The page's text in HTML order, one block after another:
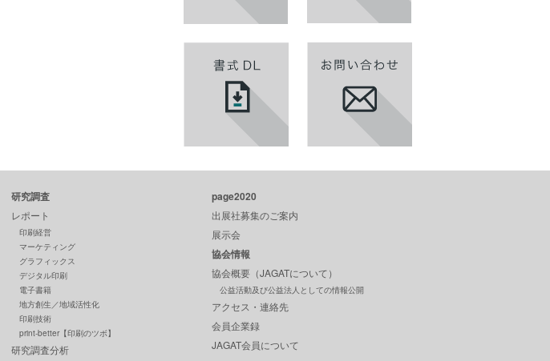
研究調査
レポート
印刷経営
マーケティング
グラフィックス
デジタル印刷
電子書籍
地方創生／地域活性化
印刷技術
print-better【印刷のツボ】
研究調査分析
page2020
出展社募集のご案内
展示会
協会情報
協会概要（JAGATについて）
公益活動及び公益法人としての情報公開
アクセス・連絡先
会員企業録
JAGAT会員について